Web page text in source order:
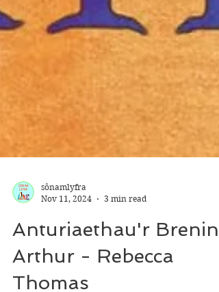
Nov 11, 2024
3 min read
Anturiaethau'r Brenin
Arthur - Rebecca